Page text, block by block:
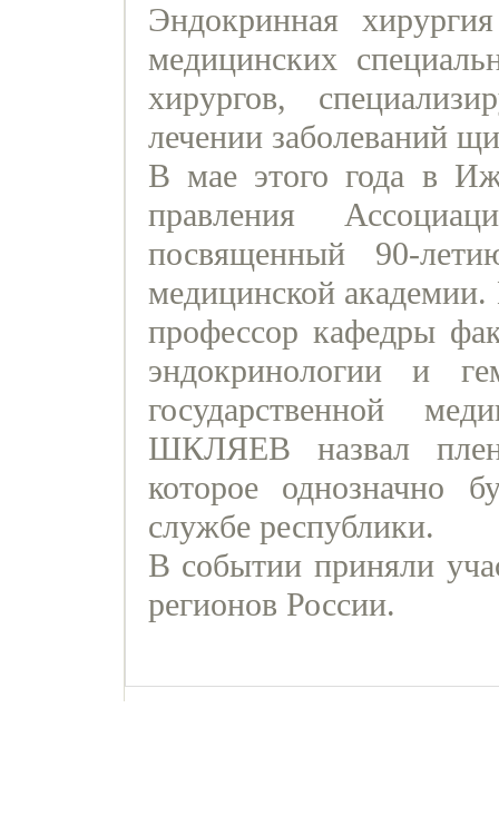
Эндокринная
медицинских
хирургов,
лечении заболеваний
В мае этого года в
правления
посвященный 90-
медицинской
профессор кафедры
эндокринологии и
государственной
ШКЛЯЕВ назвал
которое однозначно
службе республики.
В событии приняли
регионов России.